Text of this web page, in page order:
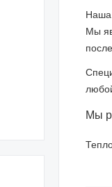
Наша
Мы
Мы